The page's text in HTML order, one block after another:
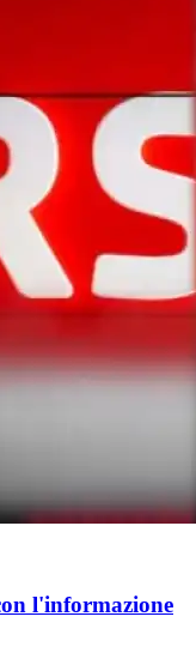
l'informazione